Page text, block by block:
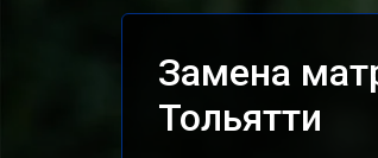
Замена
Тольятти